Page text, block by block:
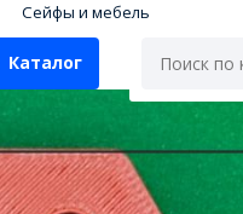
Сейфы и мебель
Каталог